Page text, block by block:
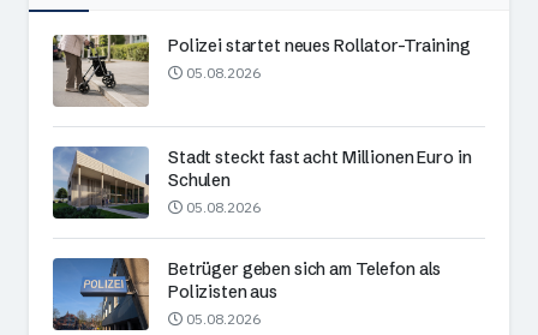
Polizei startet neues Rollator-Training
05.08.2026
Stadt steckt fast acht Millionen Euro in
Schulen
05.08.2026
Betrüger geben sich am Telefon als
Polizisten aus
05.08.2026